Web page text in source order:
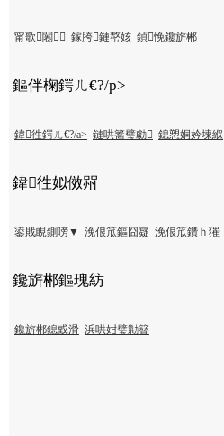
甯歌闂 鎵胯鏈嶅姟 鍞悗鑱旂郴
鏂伴椈鍔ㄦ€?/p>
鍏徃鍔ㄦ€?/a> 鏈哄簥璧勮 鎴愬姛妗堜緥
鍏徃姒傚喌
鍙戝睍鍘嗙▼ 浼佷笟鏂囧寲 浼佷笟鑽ｈ獕
鑱旂郴鏂瑰紡
鑱旂郴鎴戜滑 浜哄姏璧勬簮